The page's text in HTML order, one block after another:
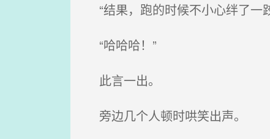
“结果，跑的时候不小心绊了一
“哈哈哈！”
此言一出。
旁边几个人顿时哄笑出声。